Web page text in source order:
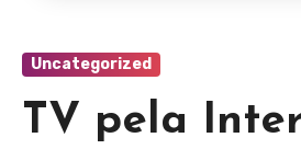
Uncategorized
TV pela